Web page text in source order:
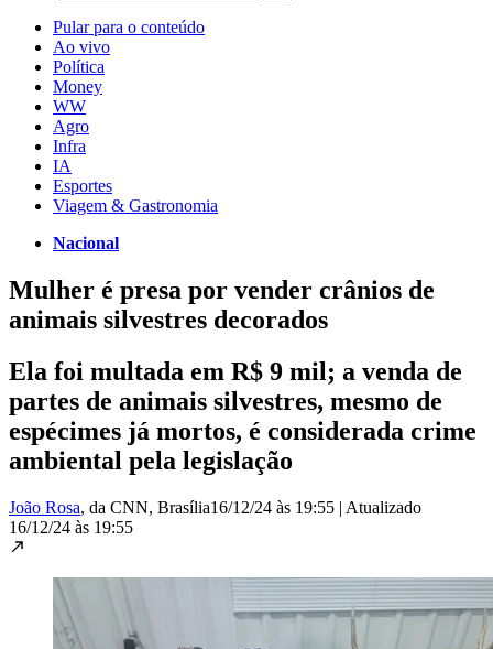
Pular para o conteúdo
Ao vivo
Política
Money
WW
Agro
Infra
IA
Esportes
Viagem & Gastronomia
Nacional
Mulher é presa por vender crânios de
animais silvestres decorados
Ela foi multada em R$ 9 mil; a venda de
partes de animais silvestres, mesmo de
espécimes já mortos, é considerada crime
ambiental pela legislação
João Rosa, da CNN, Brasília16/12/24 às 19:55 | Atualizado
16/12/24 às 19:55